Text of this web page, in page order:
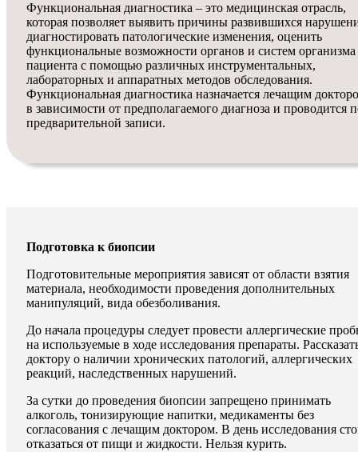
Функциональная диагностика – это медицинская отрасль,
которая позволяет выявить причины развившихся
диагностировать патологические изменения, оценить
функциональные возможности органов и систем организма
пациента с помощью различных инструментальных,
лабораторных и аппаратных методов обследования.
Функциональная диагностика назначается лечащим
в зависимости от предполагаемого диагноза и проводится
предварительной записи.
Подготовка к биопсии
Подготовительные мероприятия зависят от области взятия
материала, необходимости проведения дополнительных
манипуляций, вида обезболивания.
До начала процедуры следует провести аллергические
на используемые в ходе исследования препараты.
доктору о наличии хронических патологий, аллергических
реакций, наследственных нарушений.
За сутки до проведения биопсии запрещено принимать
алкоголь, тонизирующие напитки, медикаменты без
согласования с лечащим доктором. В день исследования
отказаться от пищи и жидкости. Нельзя курить.